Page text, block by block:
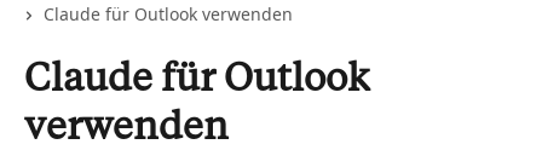
Claude für Outlook verwenden
Claude für Outlook
verwenden